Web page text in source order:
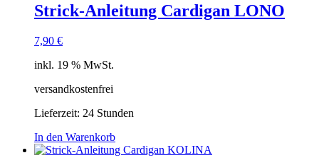
Strick-Anleitung Cardigan LONO
7,90 €
inkl. 19 % MwSt.
versandkostenfrei
Lieferzeit: 24 Stunden
In den Warenkorb